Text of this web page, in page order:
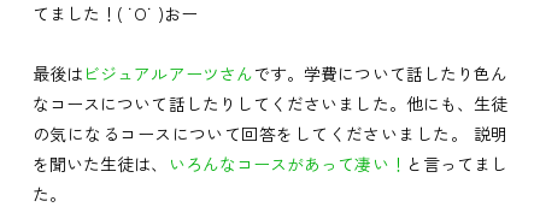
てました！( ˙O˙ )おー
最後は ビジュアルアーツさんです。学費について話したり色ん
なコースについて話したりしてくださいました。他にも、生徒
の気になるコースについて回答をしてくださいました。 説明
を聞いた生徒は、
いろんなコースがあって凄い！ と言ってまし
た。